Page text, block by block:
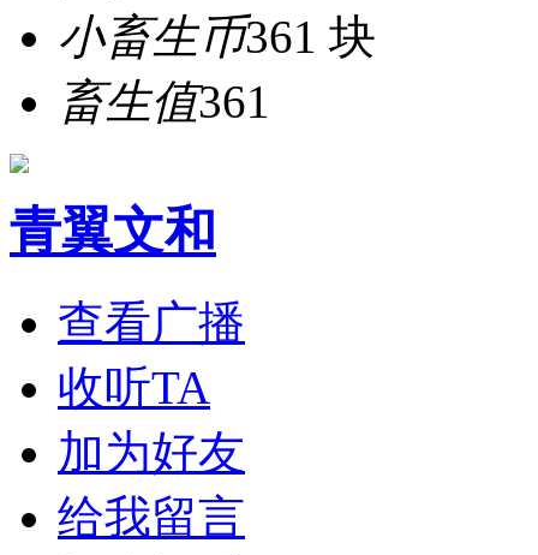
小畜生币361 块
畜生值361
青翼文和
查看广播
收听TA
加为好友
给我留言